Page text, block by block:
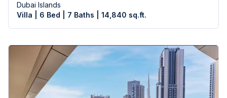
Dubai Islands
Villa | 6 Bed | 7 Baths | 14,840 sq.ft.